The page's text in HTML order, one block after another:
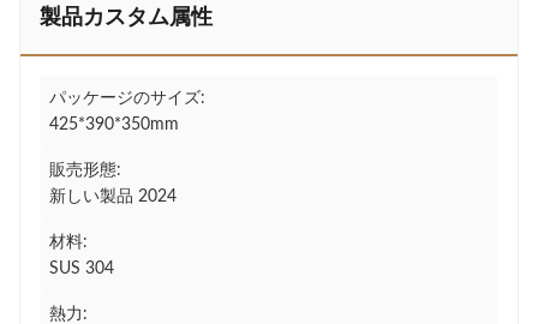
製品カスタム属性
パッケージのサイズ:
425*390*350mm
販売形態:
新しい製品 2024
材料:
SUS 304
熱力: